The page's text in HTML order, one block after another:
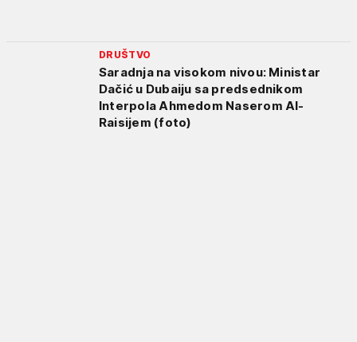
DRUŠTVO
Saradnja na visokom nivou: Ministar
Dačić u Dubaiju sa predsednikom
Interpola Ahmedom Naserom Al-
Raisijem (foto)